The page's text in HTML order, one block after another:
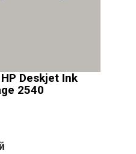
Deskjet Ink
2540